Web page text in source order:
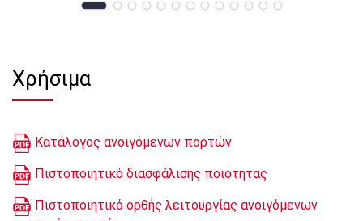
Χρήσιμα
Κατάλογος ανοιγόμενων πορτών
Πιστοποιητικό διασφάλισης ποιότητας
Πιστοποιητικό ορθής λειτουργίας ανοιγόμενων